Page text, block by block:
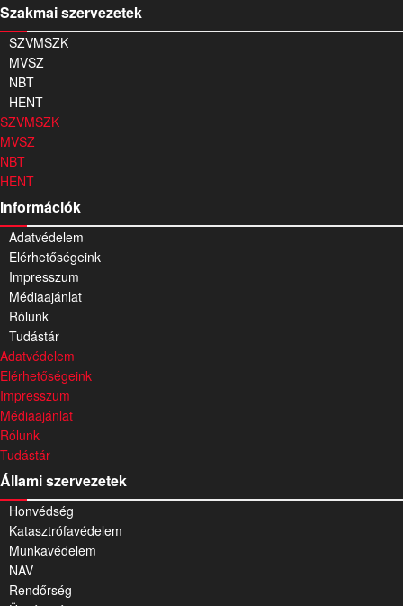
Szakmai szervezetek
SZVMSZK
MVSZ
NBT
HENT
SZVMSZK
MVSZ
NBT
HENT
Információk
Adatvédelem
Elérhetőségeink
Impresszum
Médiaajánlat
Rólunk
Tudástár
Adatvédelem
Elérhetőségeink
Impresszum
Médiaajánlat
Rólunk
Tudástár
Állami szervezetek
Honvédség
Katasztrófavédelem
Munkavédelem
NAV
Rendőrség